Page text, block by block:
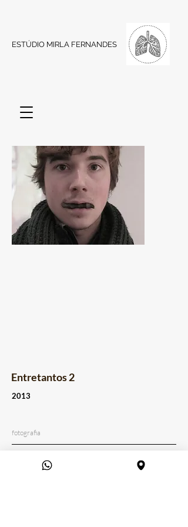
ESTÚDIO MIRLA FERNANDES
Entretantos 2
2013
fotografia
Série Cetro/Entretantos